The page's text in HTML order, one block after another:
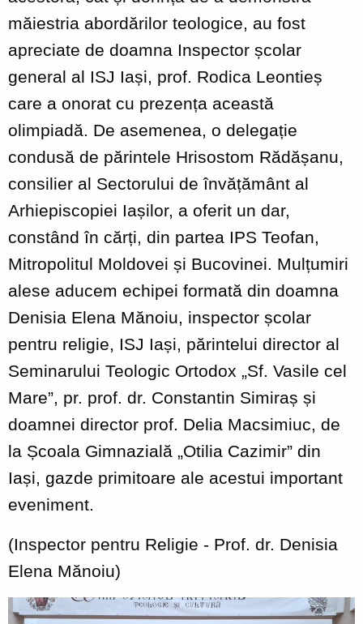
măiestria abordărilor teologice, au fost
apreciate de doamna Inspector școlar
general al ISJ Iași, prof. Rodica Leontieș
care a onorat cu prezența această
olimpiadă. De asemenea, o delegație
condusă de părintele Hrisostom Rădășanu,
consilier al Sectorului de învățământ al
Arhiepiscopiei Iașilor, a oferit un dar,
constând în cărți, din partea IPS Teofan,
Mitropolitul Moldovei și Bucovinei. Mulțumiri
alese aducem echipei formată din doamna
Denisia Elena Mănoiu, inspector școlar
pentru religie, ISJ Iași, părintelui director al
Seminarului Teologic Ortodox „Sf. Vasile cel
Mare”, pr. prof. dr. Constantin Simiraș și
doamnei director prof. Delia Macsimiuc, de
la Școala Gimnazială „Otilia Cazimir” din
Iași, gazde primitoare ale acestui important
eveniment.
(Inspector pentru Religie - Prof. dr. Denisia
Elena Mănoiu)